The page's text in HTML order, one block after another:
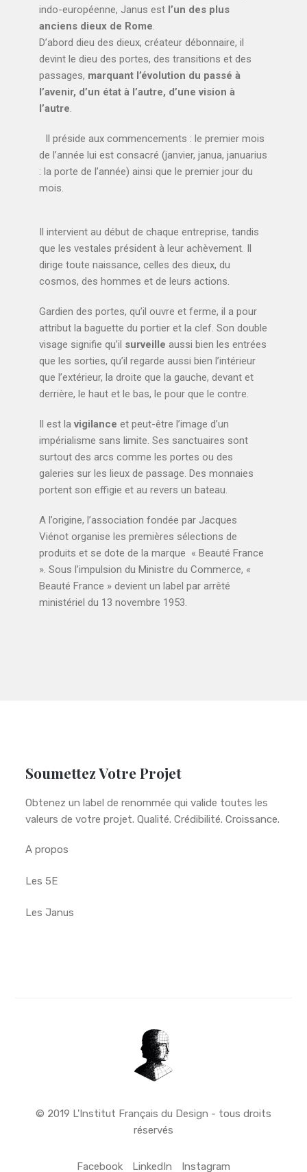
indo-européenne, Janus est l’un des plus
anciens dieux de Rome.
D’abord dieu des dieux, créateur débonnaire, il
devint le dieu des portes, des transitions et des
passages, marquant l’évolution du passé à
l’avenir, d’un état à l’autre, d’une vision à
l’autre.
Il préside aux commencements : le premier mois
de l’année lui est consacré (janvier, janua, januarius
: la porte de l’année) ainsi que le premier jour du
mois.
Il intervient au début de chaque entreprise, tandis
que les vestales président à leur achèvement. Il
dirige toute naissance, celles des dieux, du
cosmos, des hommes et de leurs actions.
Gardien des portes, qu’il ouvre et ferme, il a pour
attribut la baguette du portier et la clef. Son double
visage signifie qu’il surveille aussi bien les entrées
que les sorties, qu’il regarde aussi bien l’intérieur
que l’extérieur, la droite que la gauche, devant et
derrière, le haut et le bas, le pour que le contre.
Il est lavigilance et peut-être l’image d’un
impérialisme sans limite. Ses sanctuaires sont
surtout des arcs comme les portes ou des
galeries sur les lieux de passage. Des monnaies
portent son effigie et au revers un bateau.
A l’origine, l’association fondée par Jacques
Viénot organise les premières sélections de
produits et se dote de la marque « Beauté France
». Sous l’impulsion du Ministre du Commerce, «
Beauté France » devient un label par arrêté
ministériel du 13 novembre 1953.
Soumettez Votre Projet
Obtenez un label de renommée qui valide toutes les
valeurs de votre projet. Qualité. Crédibilité. Croissance.
A propos
Les 5E
Les Janus
© 2019 L'Institut Français du Design - tous droits
réservés
Facebook LinkedIn Instagram